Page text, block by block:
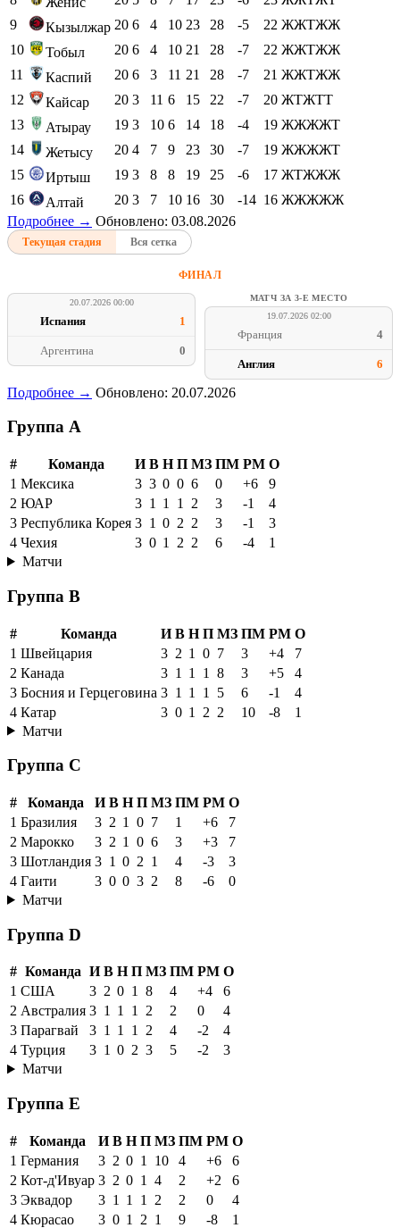
9
Кызылжар 20 6 4 10 23 28 -5 22 ЖЖТЖЖ
10
Тобыл 20 6 4 10 21 28 -7 22 ЖЖТЖЖ
11
Каспий 20 6 3 11 21 28 -7 21 ЖЖТЖЖ
12
Кайсар 20 3 11 6 15 22 -7 20 ЖТЖТТ
13
Атырау 19 3 10 6 14 18 -4 19 ЖЖЖЖТ
14
Жетысу 20 4 7 9 23 30 -7 19 ЖЖЖЖТ
15
Иртыш 19 3 8 8 19 25 -6 17 ЖТЖЖЖ
16
Алтай 20 3 7 10 16 30 -14 16 ЖЖЖЖЖ
Подробнее → Обновлено: 03.08.2026
Текущая стадия Вся сетка
ФИНАЛ
20.07.2026 00:00
Испания 1
Аргентина 0
МАТЧ ЗА 3-Е МЕСТО
19.07.2026 02:00
Франция 4
Англия 6
Подробнее → Обновлено: 20.07.2026
Группа A
# Команда И В Н П МЗ ПМ РМ О
1 Мексика 3 3 0 0 6 0 +6
9
2 ЮАР 3 1 1 1 2 3 -1
4
3 Республика Корея 3 1 0 2 2 3 -1
3
4 Чехия 3 0 1 2 2 6 -4
1
Матчи
Группа B
# Команда И В Н П МЗ ПМ РМ О
1 Швейцария 3 2 1 0 7 3 +4
7
2 Канада 3 1 1 1 8 3 +5
4
3 Босния и Герцеговина 3 1 1 1 5 6 -1
4
4 Катар 3 0 1 2 2 10 -8
1
Матчи
Группа C
# Команда И В Н П МЗ ПМ РМ О
1 Бразилия 3 2 1 0 7 1 +6
7
2 Марокко 3 2 1 0 6 3 +3
7
3 Шотландия 3 1 0 2 1 4 -3
3
4 Гаити 3 0 0 3 2 8 -6
0
Матчи
Группа D
# Команда И В Н П МЗ ПМ РМ О
1 США 3 2 0 1 8 4 +4
6
2 Австралия 3 1 1 1 2 2 0
4
3 Парагвай 3 1 1 1 2 4 -2
4
4 Турция 3 1 0 2 3 5 -2
3
Матчи
Группа E
# Команда И В Н П МЗ ПМ РМ О
1 Германия 3 2 0 1 10 4 +6
6
2 Кот-д'Ивуар 3 2 0 1 4 2 +2
6
3 Эквадор 3 1 1 1 2 2 0
4
4 Кюрасао 3 0 1 2 1 9 -8
1